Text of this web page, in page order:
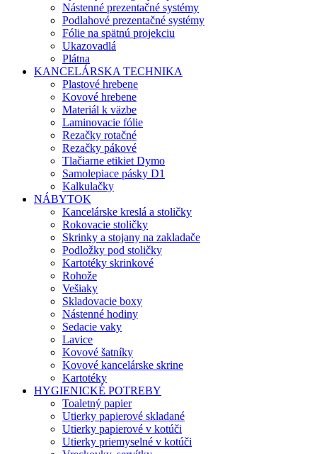
Nástenné prezentačné systémy
Podlahové prezentačné systémy
Fólie na spätnú projekciu
Ukazovadlá
Plátna
KANCELÁRSKA TECHNIKA
Plastové hrebene
Kovové hrebene
Materiál k väzbe
Laminovacie fólie
Rezačky rotačné
Rezačky pákové
Tlačiarne etikiet Dymo
Samolepiace pásky D1
Kalkulačky
NÁBYTOK
Kancelárske kreslá a stoličky
Rokovacie stoličky
Skrinky a stojany na zakladače
Podložky pod stoličky
Kartotéky skrinkové
Rohože
Vešiaky
Skladovacie boxy
Nástenné hodiny
Sedacie vaky
Lavice
Kovové šatníky
Kovové kancelárske skrine
Kartotéky
HYGIENICKÉ POTREBY
Toaletný papier
Utierky papierové skladané
Utierky papierové v kotúči
Utierky priemyselné v kotúči